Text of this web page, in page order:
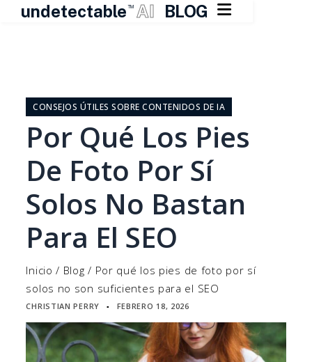
undetectable TM AI BLOG 
contenidoCONSEJOS ÚTILES SOBRE CONTENIDOS DE IA
Por Qué Los Pies
De Foto Por Sí
Solos No Bastan
Para El SEO
Inicio / Blog / Por qué los pies de foto por sí
solos no son suficientes para el SEO
CHRISTIAN PERRY ▪ FEBRERO 18, 2026